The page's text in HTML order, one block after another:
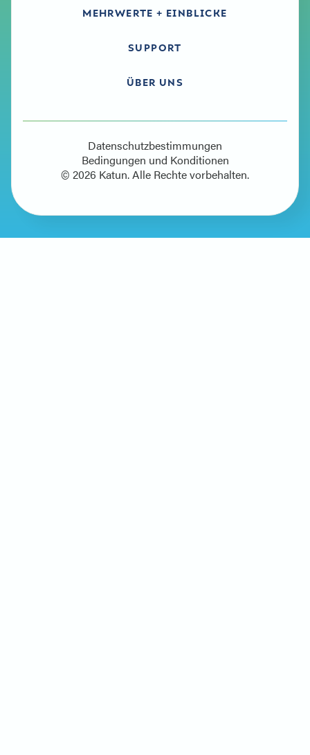
MEHRWERTE + EINBLICKE
SUPPORT
ÜBER UNS
© 2026 Katun. Alle Rechte vorbehalten.
Datenschutzbestimmungen
Bedingungen und Konditionen